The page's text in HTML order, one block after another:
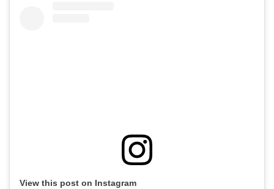
View this post on Instagram